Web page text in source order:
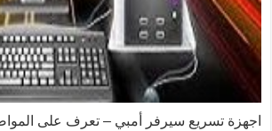
اجهزة تسريع سيرفر أمبي – تعرف على